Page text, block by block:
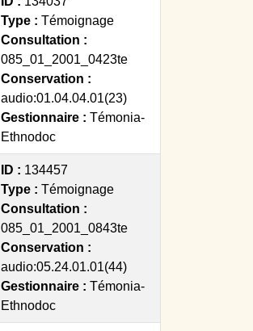
Type : Témoignage
Consultation :
085_01_2001_0423te
Conservation :
audio:01.04.04.01(23)
Gestionnaire : Témonia-
Ethnodoc
ID : 134457
Type : Témoignage
Consultation :
085_01_2001_0843te
Conservation :
audio:05.24.01.01(44)
Gestionnaire : Témonia-
Ethnodoc